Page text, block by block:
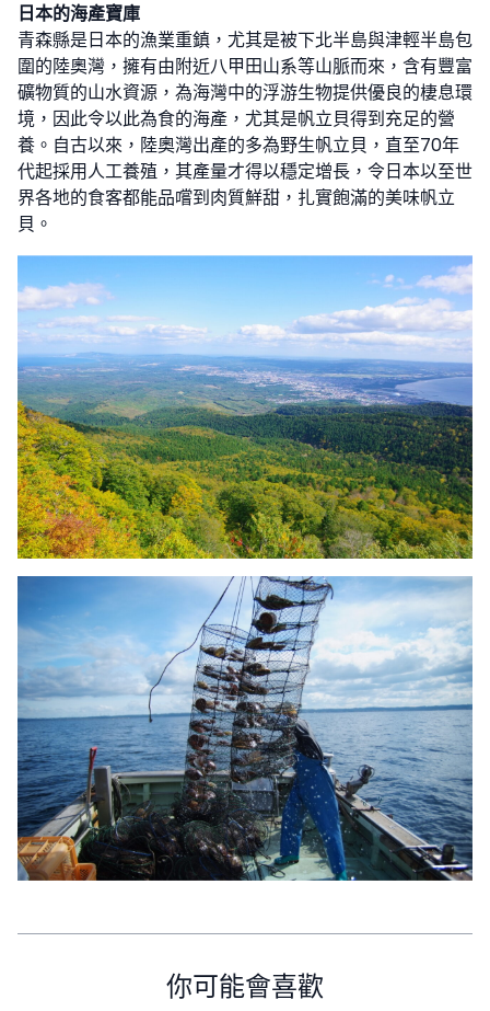
日本的海產寶庫
青森縣是日本的漁業重鎮，尤其是被下北半島與津輕半島包
圍的陸奧灣，擁有由附近八甲田山系等山脈而來，含有豐富
礦物質的山水資源，為海灣中的浮游生物提供優良的棲息環
境，因此令以此為食的海產，尤其是帆立貝得到充足的營
養。自古以來，陸奧灣出產的多為野生帆立貝，直至70年
代起採用人工養殖，其產量才得以穩定增長，令日本以至世
界各地的食客都能品嚐到肉質鮮甜，扎實飽滿的美味帆立
貝。
你可能會喜歡